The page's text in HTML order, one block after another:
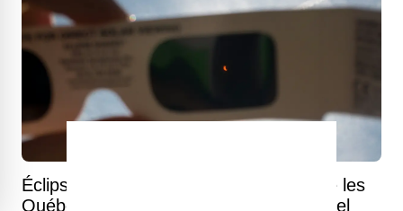
Éclipse solaire du 12 août : voici ce que les
Québécois pourront observer dans le ciel